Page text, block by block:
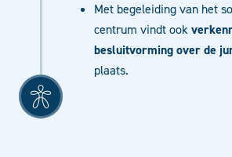
Met begeleiding van het
centrum vindt ook
besluitvormingover de
plaats.